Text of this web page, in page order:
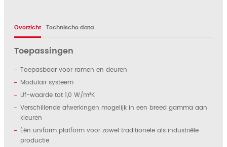
Overzicht Technische data
Toepassingen
Toepasbaar voor ramen en deuren
Modulair systeem
Uf-waarde tot 1,0 W/m²K
Verschillende afwerkingen mogelijk in een breed gamma aan
kleuren
Één uniform platform voor zowel traditionele als industriële
productie